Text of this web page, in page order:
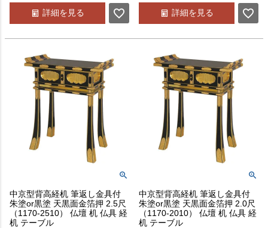
詳細を見る 詳細を見る
中京型背高経机 筆返し金具付
朱塗or黒塗 天黒面金箔押 2.5尺
（1170-2510） 仏壇 机 仏具 経
机 テーブル
中京型背高経机 筆返し金具付
朱塗or黒塗 天黒面金箔押 2.0尺
（1170-2010） 仏壇 机 仏具 経
机 テーブル